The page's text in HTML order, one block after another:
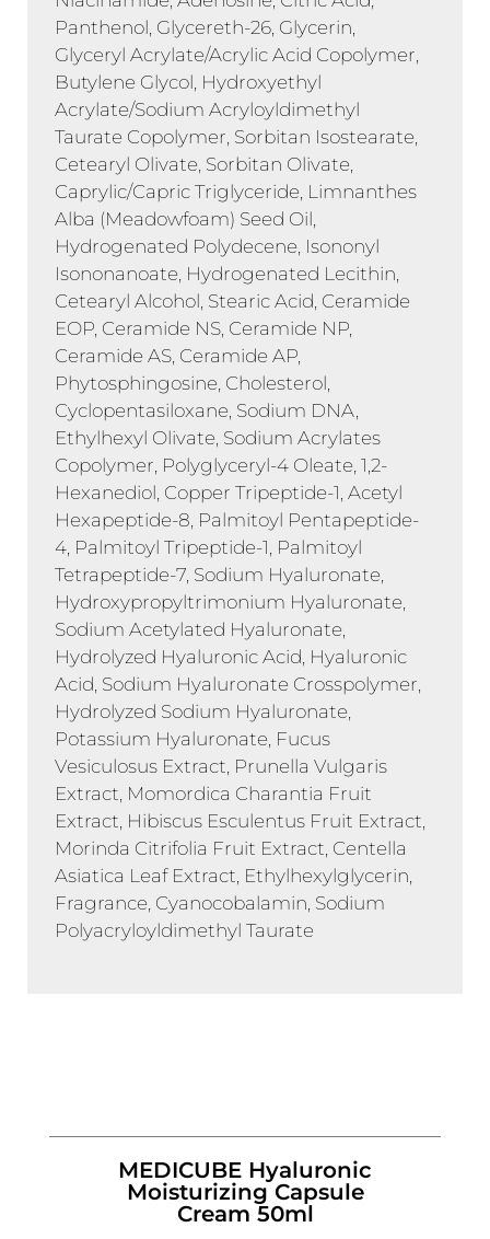
Panthenol, Glycereth-26, Glycerin,
Glyceryl Acrylate/Acrylic Acid Copolymer,
Butylene Glycol, Hydroxyethyl
Acrylate/Sodium Acryloyldimethyl
Taurate Copolymer, Sorbitan Isostearate,
Cetearyl Olivate, Sorbitan Olivate,
Caprylic/Capric Triglyceride, Limnanthes
Alba (Meadowfoam) Seed Oil,
Hydrogenated Polydecene, Isononyl
Isononanoate, Hydrogenated Lecithin,
Cetearyl Alcohol, Stearic Acid, Ceramide
EOP, Ceramide NS, Ceramide NP,
Ceramide AS, Ceramide AP,
Phytosphingosine, Cholesterol,
Cyclopentasiloxane, Sodium DNA,
Ethylhexyl Olivate, Sodium Acrylates
Copolymer, Polyglyceryl-4 Oleate, 1,2-
Hexanediol, Copper Tripeptide-1, Acetyl
Hexapeptide-8, Palmitoyl Pentapeptide-
4, Palmitoyl Tripeptide-1, Palmitoyl
Tetrapeptide-7, Sodium Hyaluronate,
Hydroxypropyltrimonium Hyaluronate,
Sodium Acetylated Hyaluronate,
Hydrolyzed Hyaluronic Acid, Hyaluronic
Acid, Sodium Hyaluronate Crosspolymer,
Hydrolyzed Sodium Hyaluronate,
Potassium Hyaluronate, Fucus
Vesiculosus Extract, Prunella Vulgaris
Extract, Momordica Charantia Fruit
Extract, Hibiscus Esculentus Fruit Extract,
Morinda Citrifolia Fruit Extract, Centella
Asiatica Leaf Extract, Ethylhexylglycerin,
Fragrance, Cyanocobalamin, Sodium
Polyacryloyldimethyl Taurate
MEDICUBE Hyaluronic
Moisturizing Capsule
Cream 50ml